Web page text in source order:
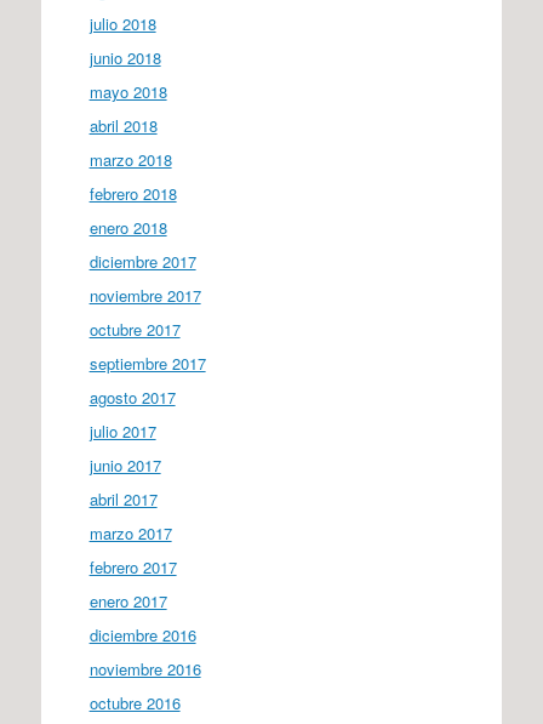
julio 2018
junio 2018
mayo 2018
abril 2018
marzo 2018
febrero 2018
enero 2018
diciembre 2017
noviembre 2017
octubre 2017
septiembre 2017
agosto 2017
julio 2017
junio 2017
abril 2017
marzo 2017
febrero 2017
enero 2017
diciembre 2016
noviembre 2016
octubre 2016